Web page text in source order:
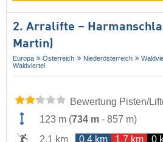
2. Arralifte –
Martin)
Europa Österreich Niederösterreich
Waldviertel
Bewertung Pisten/
123 m (734 m - 857 m)
2,1 km
0,4 km 1,7 km 0